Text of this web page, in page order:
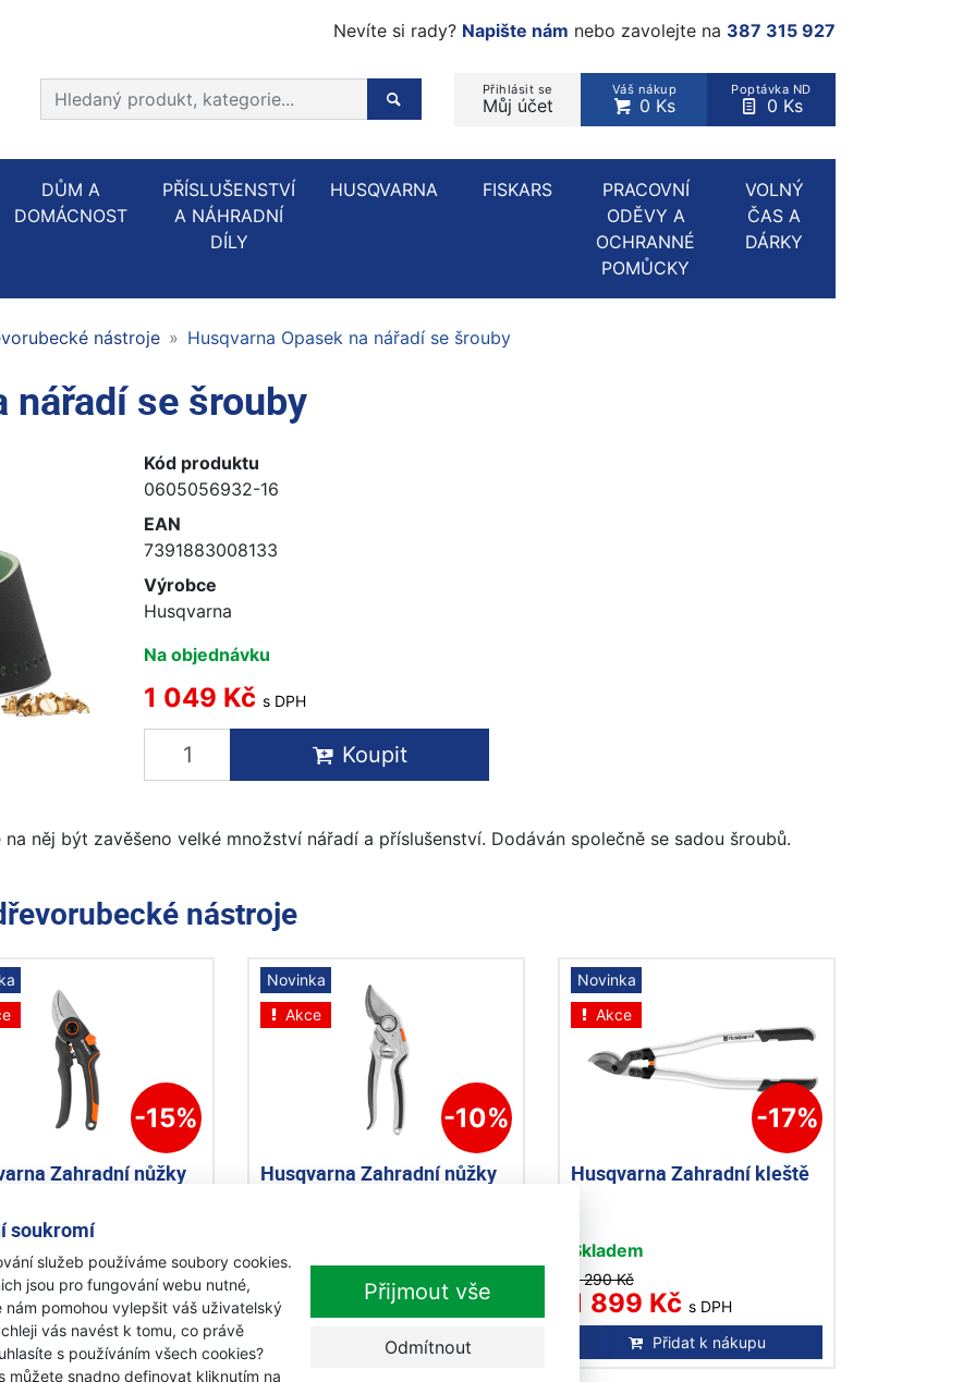
soukromí
služeb používáme soubory cookies.
jsou pro fungování webu nutné,
nám pomohou vylepšit váš uživatelský
vás navést k tomu, co právě
s používáním všech cookies?
můžete snadno definovat kliknutím na
Přijmout vše
Odmítnout
Nevíte si rady? Napište nám nebo zavolejte na 387 315 927
Přihlásit se
Můj účet
Váš nákup
0 Ks
Poptávka ND
0 Ks
Prohledat web
Hledaný produkt, kategorie...
DŮM A
DOMÁCNOST
PŘÍSLUŠENSTVÍ
A NÁHRADNÍ
DÍLY
HUSQVARNA FISKARS
PRACOVNÍ
ODĚVY A
OCHRANNÉ
POMŮCKY
VOLNÝ
ČAS A
DÁRKY
nástroje Husqvarna Opasek na nářadí se šrouby
nářadí se šrouby
Kód produktu
0605056932-16
EAN
7391883008133
Výrobce
Husqvarna
Na objednávku
1 049 Kč s DPH
Koupit
něj být zavěšeno velké množství nářadí a příslušenství. Dodáván společně se sadou šroubů.
nástroje
-15%
Zahradní nůžky
s DPH
Přidat k nákupu
Novinka
Akce
-10%
Husqvarna Zahradní nůžky
Skladem
1 390 Kč
s DPH
Přidat k nákupu
Novinka
Akce
-17%
Husqvarna Zahradní kleště
Skladem
2 290 Kč
1 899 Kč s DPH
Přidat k nákupu